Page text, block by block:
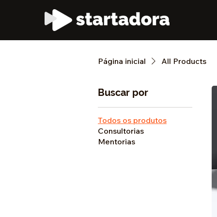
Página inicial All Products
Buscar por
Todos os produtos
Consultorias
Mentorias